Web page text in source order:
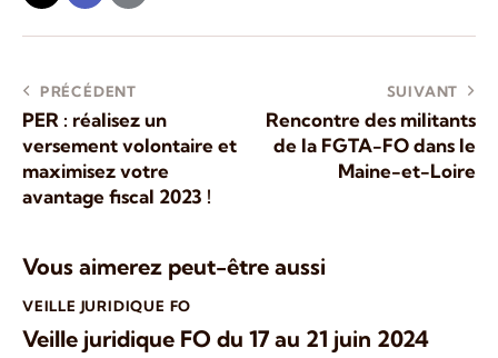
PRÉCÉDENT
PER : réalisez un
versement volontaire et
maximisez votre
avantage fiscal 2023 !
SUIVANT
Rencontre des militants
de la FGTA-FO dans le
Maine-et-Loire
Vous aimerez peut-être aussi
VEILLE JURIDIQUE FO
Veille juridique FO du 17 au 21 juin 2024